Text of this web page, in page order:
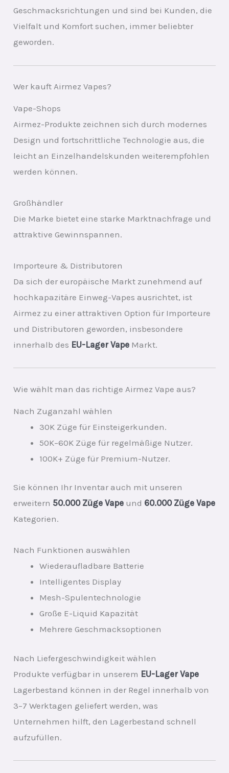
Geschmacksrichtungen und sind bei Kunden, die
Vielfalt und Komfort suchen, immer beliebter
geworden.
Wer kauft Airmez Vapes?
Vape-Shops
Airmez-Produkte zeichnen sich durch modernes
Design und fortschrittliche Technologie aus, die
leicht an Einzelhandelskunden weiterempfohlen
werden können.
Großhändler
Die Marke bietet eine starke Marktnachfrage und
attraktive Gewinnspannen.
Importeure & Distributoren
Da sich der europäische Markt zunehmend auf
hochkapazitäre Einweg-Vapes ausrichtet, ist
Airmez zu einer attraktiven Option für Importeure
und Distributoren geworden, insbesondere
innerhalb des EU-Lager Vape Markt.
Wie wählt man das richtige Airmez Vape aus?
Nach Zuganzahl wählen
30K Züge für Einsteigerkunden.
50K–60K Züge für regelmäßige Nutzer.
100K+ Züge für Premium-Nutzer.
Sie können Ihr Inventar auch mit unseren
erweitern 50.000 Züge Vape und 60.000 Züge Vape
Kategorien.
Nach Funktionen auswählen
Wiederaufladbare Batterie
Intelligentes Display
Mesh-Spulentechnologie
Große E-Liquid Kapazität
Mehrere Geschmacksoptionen
Nach Liefergeschwindigkeit wählen
Produkte verfügbar in unserem EU-Lager Vape
Lagerbestand können in der Regel innerhalb von
3–7 Werktagen geliefert werden, was
Unternehmen hilft, den Lagerbestand schnell
aufzufüllen.